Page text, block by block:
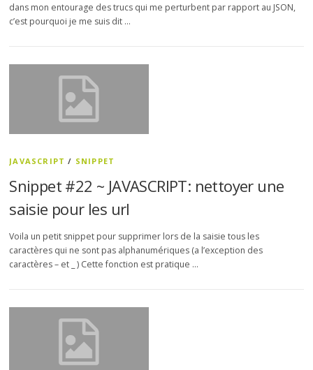
dans mon entourage des trucs qui me perturbent par rapport au JSON,
c’est pourquoi je me suis dit …
JAVASCRIPT / SNIPPET
Snippet #22 ~ JAVASCRIPT: nettoyer une
saisie pour les url
Voila un petit snippet pour supprimer lors de la saisie tous les
caractères qui ne sont pas alphanumériques (a l’exception des
caractères – et _ ) Cette fonction est pratique …